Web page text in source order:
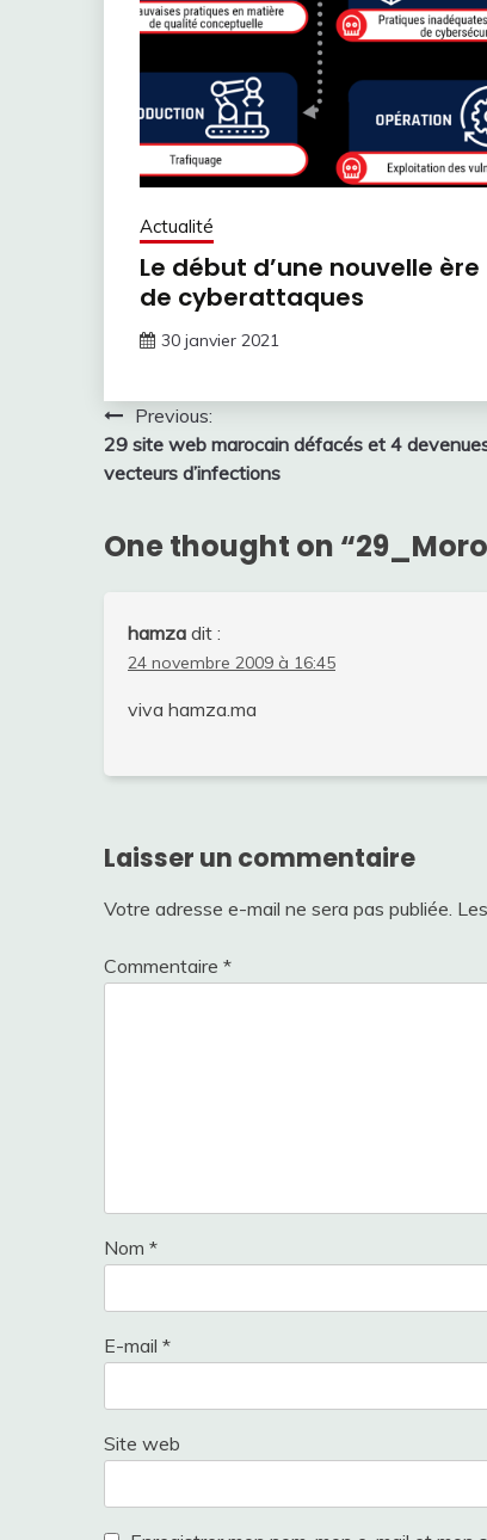
Actualité
Le début d’une nouvelle ère
de cyberattaques
30 janvier 2021
Navigation
de
Previous:
29 site web marocain défacés et 4
vecteurs d’infections
One thought on “
hamza dit :
24 novembre 2009 à 16:45
viva hamza.ma
Laisser un commentaire
Votre adresse e-mail ne sera pas publiée.
Commentaire *
Nom *
E-mail *
Site web